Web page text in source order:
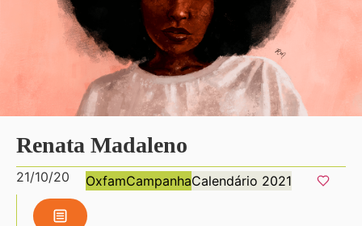
Renata Madaleno
21/10/20 OxfamCampanhaCalendário 2021